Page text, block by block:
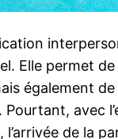
Elle permet
également
Pourtant, avec
l’arrivée de la